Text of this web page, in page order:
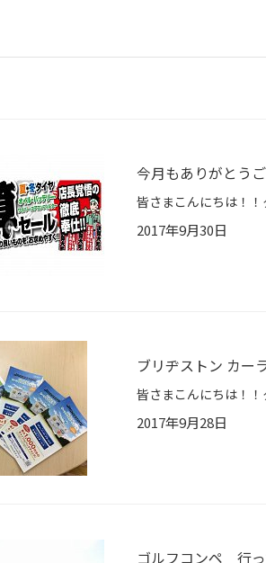
今月もありがとう
2017年9月30日
ブリヂストン カー
2017年9月28日
ゴルフコンペ 行っ